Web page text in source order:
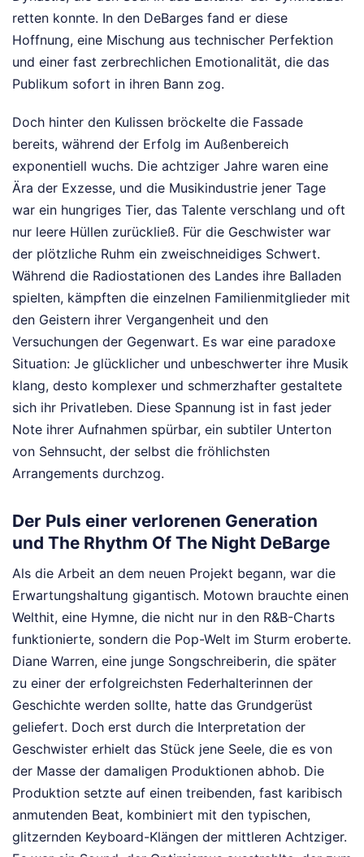
retten konnte. In den DeBarges fand er diese
Hoffnung, eine Mischung aus technischer Perfektion
und einer fast zerbrechlichen Emotionalität, die das
Publikum sofort in ihren Bann zog.
Doch hinter den Kulissen bröckelte die Fassade
bereits, während der Erfolg im Außenbereich
exponentiell wuchs. Die achtziger Jahre waren eine
Ära der Exzesse, und die Musikindustrie jener Tage
war ein hungriges Tier, das Talente verschlang und oft
nur leere Hüllen zurückließ. Für die Geschwister war
der plötzliche Ruhm ein zweischneidiges Schwert.
Während die Radiostationen des Landes ihre Balladen
spielten, kämpften die einzelnen Familienmitglieder mit
den Geistern ihrer Vergangenheit und den
Versuchungen der Gegenwart. Es war eine paradoxe
Situation: Je glücklicher und unbeschwerter ihre Musik
klang, desto komplexer und schmerzhafter gestaltete
sich ihr Privatleben. Diese Spannung ist in fast jeder
Note ihrer Aufnahmen spürbar, ein subtiler Unterton
von Sehnsucht, der selbst die fröhlichsten
Arrangements durchzog.
Der Puls einer verlorenen Generation
und The Rhythm Of The Night DeBarge
Als die Arbeit an dem neuen Projekt begann, war die
Erwartungshaltung gigantisch. Motown brauchte einen
Welthit, eine Hymne, die nicht nur in den R&B-Charts
funktionierte, sondern die Pop-Welt im Sturm eroberte.
Diane Warren, eine junge Songschreiberin, die später
zu einer der erfolgreichsten Federhalterinnen der
Geschichte werden sollte, hatte das Grundgerüst
geliefert. Doch erst durch die Interpretation der
Geschwister erhielt das Stück jene Seele, die es von
der Masse der damaligen Produktionen abhob. Die
Produktion setzte auf einen treibenden, fast karibisch
anmutenden Beat, kombiniert mit den typischen,
glitzernden Keyboard-Klängen der mittleren Achtziger.